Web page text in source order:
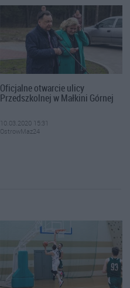
Oficjalne otwarcie ulicy
Przedszkolnej w Małkini Górnej
10.03.2020 15:31
OstrowMaz24